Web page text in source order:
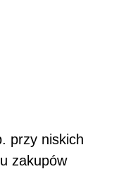
przy niskich
zakupów